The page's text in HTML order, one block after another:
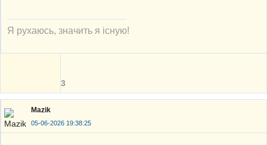
Я рухаюсь, значить я існую!
3
Mazik
05-06-2026 19:38:25